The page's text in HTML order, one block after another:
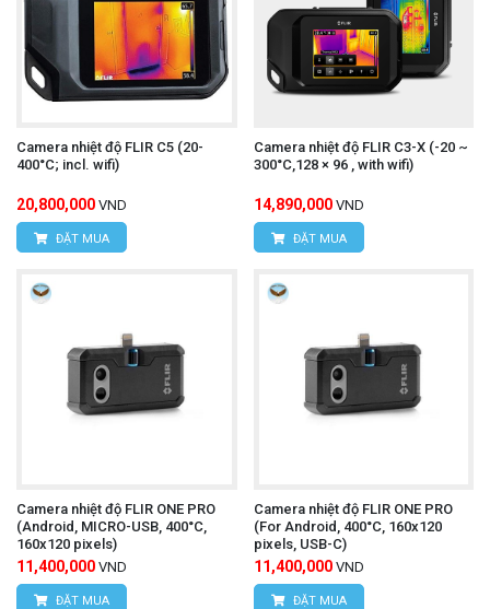
Để mua được
camera nhiệt độ UNI-T
quý khách hãy liên hệ trực tiếp với chúng tôi:
CÔNG TY TNHH THIẾT BỊ VÀ CÔNG NGHỆ
HÙNG NGUYÊN TECH - HÀ NỘI
Địa chỉ:
Số nhà 15, ngõ 85, Tân Xuân, Phường
Văn phòng giao dịch:Số nhà 20D, ngõ 16/28
Đỗ Xuân Hợp, Phường Mỹ Đình 1, Quận Nam
Từ Liêm, TP Hà Nội
Camera nhiệt độ FLIR C5 (20-
400°C; incl. wifi)
20,800,000 VND
ĐẶT MUA
Camera nhiệt độ FLIR C3-X (-20 ~
300°C,128 × 96 , with wifi)
14,890,000 VND
ĐẶT MUA
Camera nhiệt độ FLIR ONE PRO
(Android, MICRO-USB, 400°C,
160x120 pixels)
11,400,000 VND
ĐẶT MUA
Camera nhiệt độ FLIR ONE PRO
(For Android, 400°C, 160x120
pixels, USB-C)
11,400,000 VND
ĐẶT MUA